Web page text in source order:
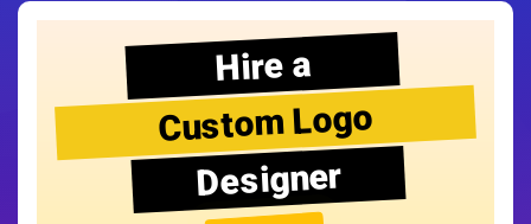
Hire a
Custom Logo
Designer